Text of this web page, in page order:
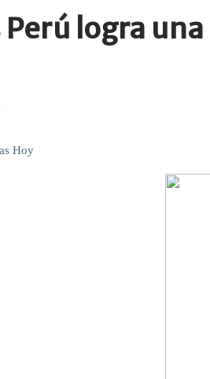
Foods Perú…
Perú logra
Hoy